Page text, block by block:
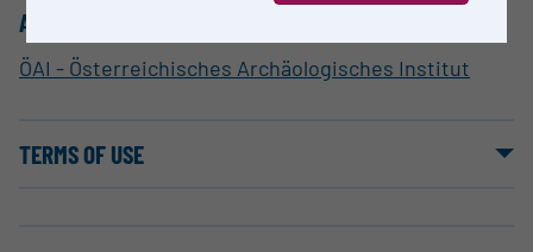
ALLOCATION TO RESEARCH INFRASTRUCTURE
ÖAI - Österreichisches Archäologisches Institut
TERMS OF USE